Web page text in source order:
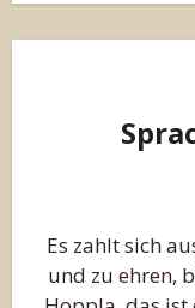
Es zahlt sich
und zu ehren,